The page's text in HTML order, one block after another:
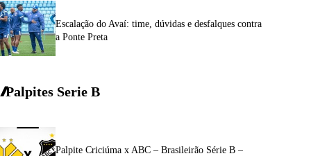
Escalação do Avaí: time, dúvidas e desfalques contra
a Ponte Preta
Palpites Serie B
Palpite Criciúma x ABC – Brasileirão Série B –